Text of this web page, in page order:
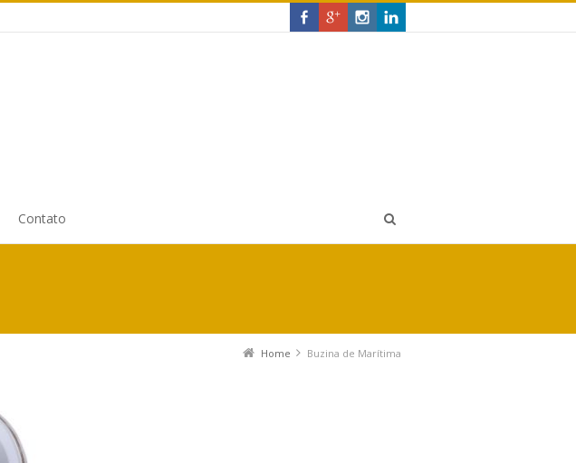
Contato
Home Buzina de Marítima